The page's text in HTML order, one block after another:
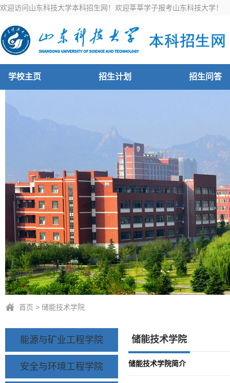
欢迎访问山东科技大学本科招生网！欢迎莘莘学子报考山东科技大学！
学校主页 招生计划 招生问答
首页 > 储能技术学院
能源与矿业工程学院
安全与环境工程学院
储能技术学院
储能技术学院简介